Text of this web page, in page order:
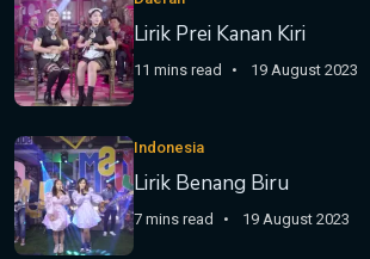
Lirik Prei Kanan Kiri
11 mins read 19 August 2023
Indonesia
Lirik Benang Biru
7 mins read 19 August 2023